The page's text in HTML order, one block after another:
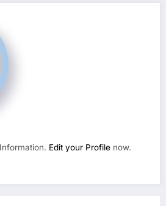
Edit your Profile now.